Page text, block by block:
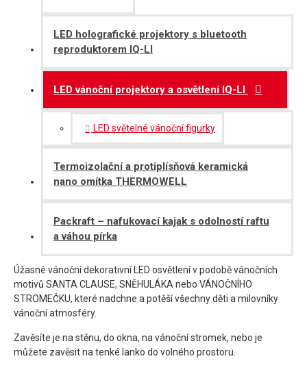
LED holografické projektory s bluetooth
reproduktorem IQ-LI
LED vánoční projektory a osvětlení IQ-LI
LED světelné vánoční figurky
Termoizolační a protiplísňová keramická
nano omítka THERMOWELL
Packraft – nafukovací kajak s odolností raftu
a váhou pírka
Úžasné vánoční dekorativní LED osvětlení v podobě vánočních
motivů SANTA CLAUSE, SNĚHULÁKA nebo VÁNOČNÍHO
STROMEČKU, které nadchne a potěší všechny děti a milovníky
vánoční atmosféry.
Zavěsíte je na stěnu, do okna, na vánoční stromek, nebo je
můžete zavěsit na tenké lanko do volného prostoru.